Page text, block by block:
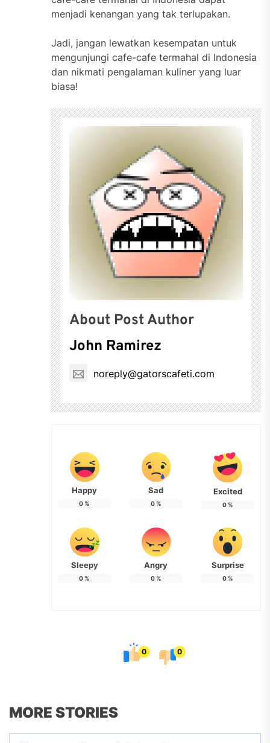
menjadi kenangan yang tak terlupakan.
Jadi, jangan lewatkan kesempatan untuk
mengunjungi cafe-cafe termahal di Indonesia
dan nikmati pengalaman kuliner yang luar
biasa!
About Post Author
John Ramirez
noreply@gatorscafeti.com
Happy
0%
Sad
0%
Excited
0%
Sleepy
0%
Angry
0%
Surprise
0%
0 0
MORE STORIES